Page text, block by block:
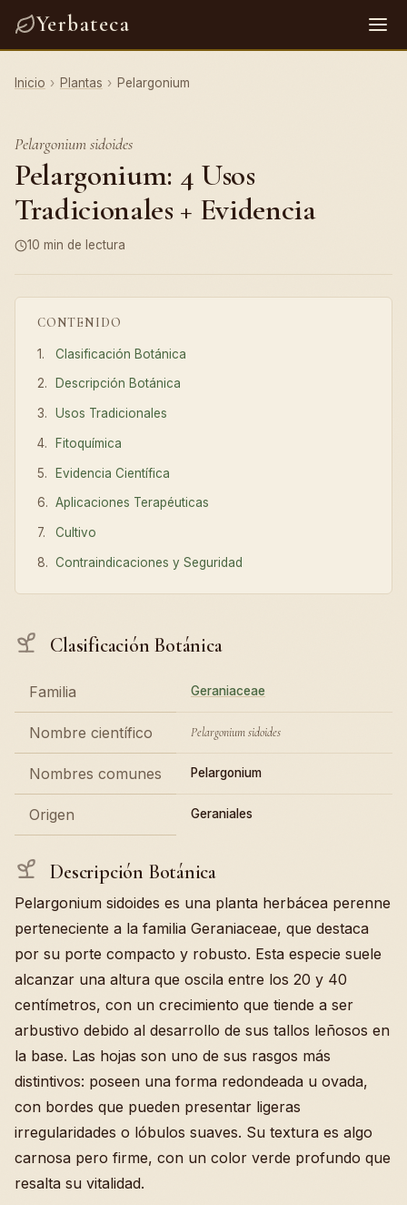
Yerbateca
Inicio › Plantas › Pelargonium
Pelargonium sidoides
Pelargonium: 4 Usos
Tradicionales + Evidencia
10 min de lectura
CONTENIDO
Clasificación Botánica
Descripción Botánica
Usos Tradicionales
Fitoquímica
Evidencia Científica
Aplicaciones Terapéuticas
Cultivo
Contraindicaciones y Seguridad
Clasificación Botánica
Familia Geraniaceae
Nombre científico Pelargonium sidoides
Nombres comunes Pelargonium
Origen Geraniales
Descripción Botánica
Pelargonium sidoides es una planta herbácea perenne
perteneciente a la familia Geraniaceae, que destaca
por su porte compacto y robusto. Esta especie suele
alcanzar una altura que oscila entre los 20 y 40
centímetros, con un crecimiento que tiende a ser
arbustivo debido al desarrollo de sus tallos leñosos en
la base. Las hojas son uno de sus rasgos más
distintivos: poseen una forma redondeada u ovada,
con bordes que pueden presentar ligeras
irregularidades o lóbulos suaves. Su textura es algo
carnosa pero firme, con un color verde profundo que
resalta su vitalidad.